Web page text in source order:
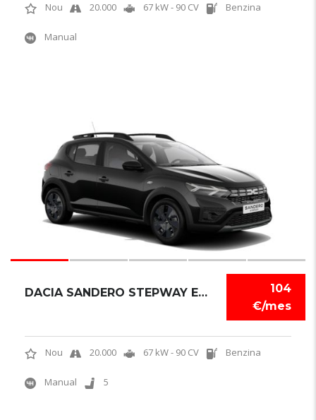
Nou 20.000 67 kW - 90 CV Benzina
Manual
104
€/mes
DACIA SANDERO STEPWAY EXPRESSION
Nou 20.000 67 kW - 90 CV Benzina
Manual 5